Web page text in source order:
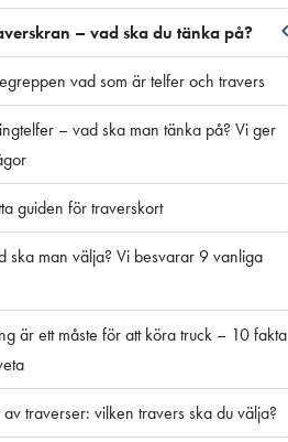
– vad ska du tänka på?
vad som är telfer och travers
– vad ska man tänka på? Vi ger
guiden för traverskort
ska man välja? Vi besvarar 9 vanliga
är ett måste för att köra truck – 10 fakta
traverser: vilken travers ska du välja?